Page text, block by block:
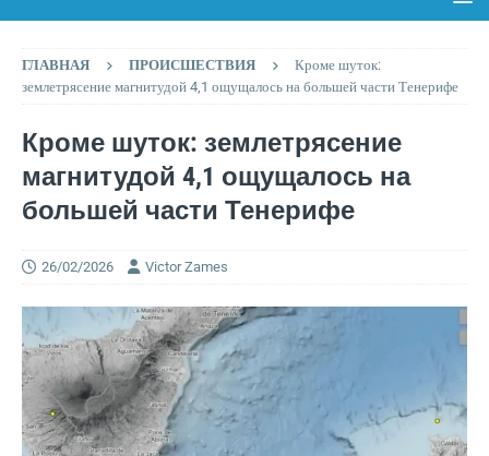
ГЛАВНАЯ ПРОИСШЕСТВИЯ
Кроме шуток:
землетрясение магнитудой 4,1 ощущалось на большей части Тенерифе
Кроме шуток: землетрясение
магнитудой 4,1 ощущалось на
большей части Тенерифе
26/02/2026 Victor Zames